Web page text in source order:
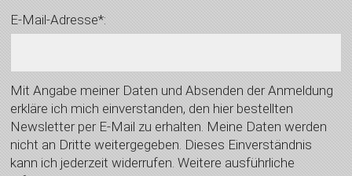
E-Mail-Adresse*:
Mit Angabe meiner Daten und Absenden der Anmeldung
erkläre ich mich einverstanden, den hier bestellten
Newsletter per E-Mail zu erhalten. Meine Daten werden
nicht an Dritte weitergegeben. Dieses Einverständnis
kann ich jederzeit widerrufen. Weitere ausführliche